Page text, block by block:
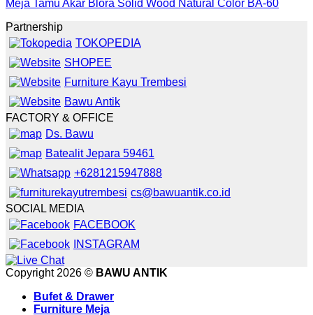
Meja Tamu Akar Blora Solid Wood Natural Color BA-60
Partnership
TOKOPEDIA
SHOPEE
Furniture Kayu Trembesi
Bawu Antik
FACTORY & OFFICE
Ds. Bawu
Batealit Jepara 59461
+6281215947888
cs@bawuantik.co.id
SOCIAL MEDIA
FACEBOOK
INSTAGRAM
Copyright 2026 © BAWU ANTIK
Bufet & Drawer
Furniture Meja